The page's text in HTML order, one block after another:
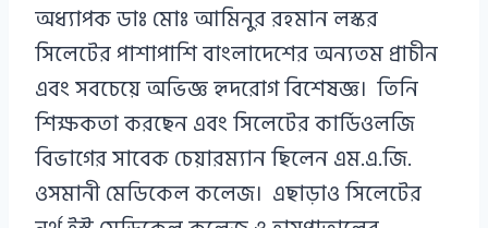
অধ্যাপক ডাঃ মোঃ আমিনুর রহমান লস্কর
সিলেটের পাশাপাশি বাংলাদেশের অন্যতম প্রাচীন
এবং সবচেয়ে অভিজ্ঞ হৃদরোগ বিশেষজ্ঞ। তিনি
শিক্ষকতা করছেন এবং সিলেটের কার্ডিওলজি
বিভাগের সাবেক চেয়ারম্যান ছিলেন এম.এ.জি.
ওসমানী মেডিকেল কলেজ। এছাড়াও সিলেটের